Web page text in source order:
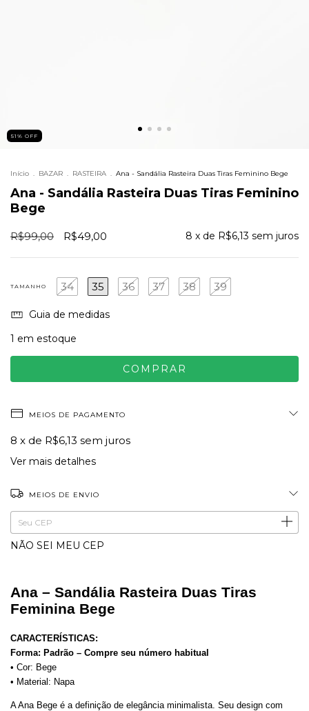
51 % OFF
Início . BAZAR . RASTEIRA . Ana - Sandália Rasteira Duas Tiras Feminino Bege
Ana - Sandália Rasteira Duas Tiras Feminino
Bege
R$99,00 R$49,00 8 x de R$6,13 sem juros
TAMANHO 34 35 36 37 38 39
Guia de medidas
1 em estoque
MEIOS DE PAGAMENTO
8 x de R$6,13 sem juros
Ver mais detalhes
MEIOS DE ENVIO
Entregas para o CEP: ALTERAR CEP
NÃO SEI MEU CEP
Ana – Sandália Rasteira Duas Tiras
Feminina Bege
CARACTERÍSTICAS:
Forma: Padrão – Compre seu número habitual
• Cor: Bege
• Material: Napa
A Ana Bege é a definição de elegância minimalista. Seu design com